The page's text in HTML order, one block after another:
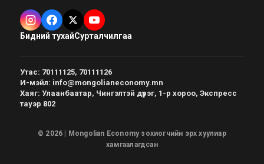
Бидний тухайСурталчилгаа
Утас: 70111125, 70111126
И-мэйл: info@mongolianeconomy.mn
Хаяг: Улаанбаатар, Чингэлтэй дүүрэг, 1-р хороо, Экспресс
тауэр 802
© 2026 | Mongolian Economy зохиогчийн эрх хуулиар
хамгаалагдсан